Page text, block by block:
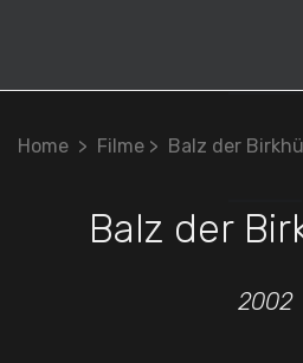
Home > Filme > Balz der
Balz der
2002